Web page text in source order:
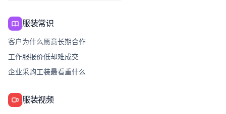
服装常识
客户为什么愿意长期合作
工作服报价低却难成交
企业采购工装最看重什么
服装视频